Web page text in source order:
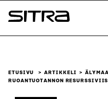
Siirry
suoraan
Sitra
ETUSIVU ARTIKKELI
RUOANTUOTANNON